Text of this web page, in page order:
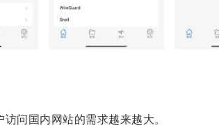
问国内网站的需求越来越大。